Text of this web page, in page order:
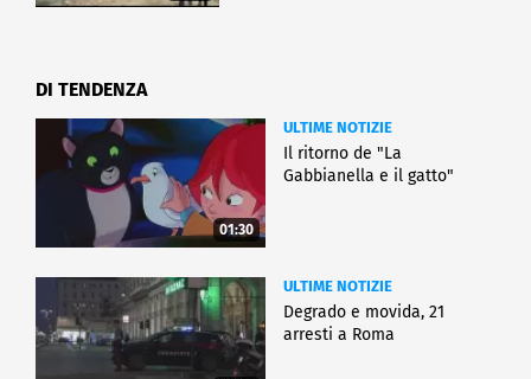
DI TENDENZA
01:30
ULTIME NOTIZIE
Il ritorno de "La
Gabbianella e il gatto"
ULTIME NOTIZIE
Degrado e movida, 21
arresti a Roma